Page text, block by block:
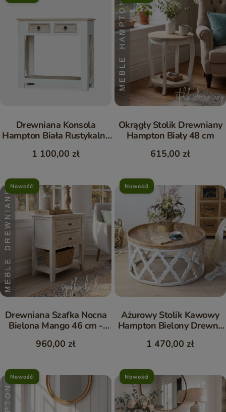
Drewniana Konsola
Hampton Biała Rustykalny
1 100,00 zł
Okrągły Stolik Drewniany
Hampton Biały 48 cm
615,00 zł
Drewniana Szafka Nocna
Bielona Mango 46 cm -
960,00 zł
Nowośći
Ażurowy Stolik Kawowy
Hampton Bielony Drewno
1 470,00 zł
Nowośći
Nowośći Nowośći